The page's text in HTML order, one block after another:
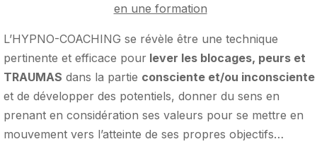
en une formation
L’HYPNO-COACHING se révèle être une technique
pertinente et efficace pour lever les blocages, peurs et
TRAUMAS dans la partie consciente et/ou inconsciente
et de développer des potentiels, donner du sens en
prenant en considération ses valeurs pour se mettre en
mouvement vers l’atteinte de ses propres objectifs…